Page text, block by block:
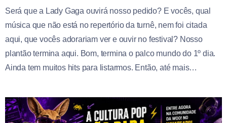
Será que a Lady Gaga ouvirá nosso pedido? E vocês, qual
música que não está no repertório da turnê, nem foi citada
aqui, que vocês adorariam ver e ouvir no festival? Nosso
plantão termina aqui. Bom, termina o palco mundo do 1º dia.
Ainda tem muitos hits para listarmos. Então, até mais…